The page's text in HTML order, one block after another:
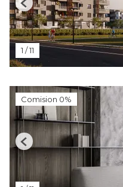
1 /11
Previous
Comision 0%
Previous